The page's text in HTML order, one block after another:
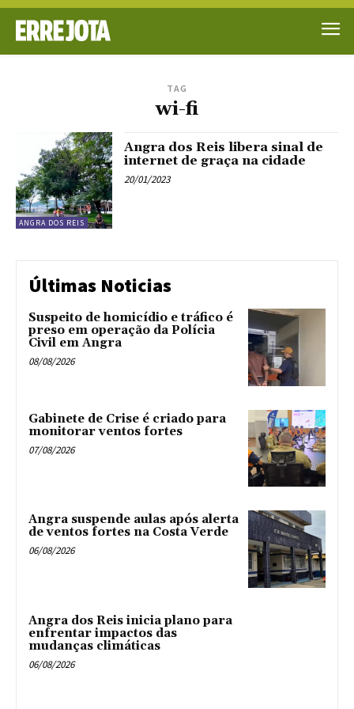
TAG
wi-fi
ANGRA DOS REIS
Angra dos Reis libera sinal de
internet de graça na cidade
20/01/2023
Últimas Noticias
Suspeito de homicídio e tráfico é
preso em operação da Polícia
Civil em Angra
08/08/2026
Gabinete de Crise é criado para
monitorar ventos fortes
07/08/2026
Angra suspende aulas após alerta
de ventos fortes na Costa Verde
06/08/2026
Angra dos Reis inicia plano para
enfrentar impactos das
mudanças climáticas
06/08/2026